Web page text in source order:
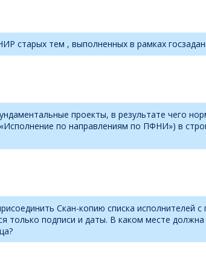
старых тем , выполненных в рамках
проекты, в результате чего
по направлениям по ПФНИ») в
Скан-копию списка исполнителей
только подписи и даты. В каком месте